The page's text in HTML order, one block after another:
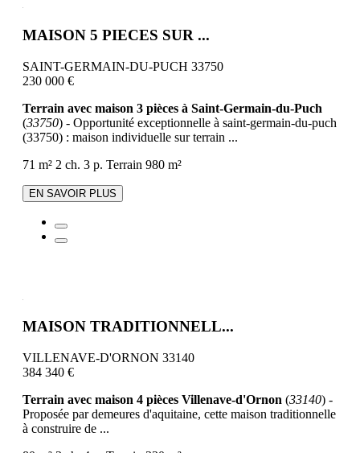
MAISON 5 PIECES SUR ...
SAINT-GERMAIN-DU-PUCH 33750
230 000 €
Terrain avec maison 3 pièces à Saint-Germain-du-Puch
(33750) - Opportunité exceptionnelle à saint-germain-du-puch
(33750) : maison individuelle sur terrain ...
71 m² 2 ch. 3 p. Terrain 980 m²
EN SAVOIR PLUS
MAISON TRADITIONNELL...
VILLENAVE-D'ORNON 33140
384 340 €
Terrain avec maison 4 pièces Villenave-d'Ornon (33140) -
Proposée par demeures d'aquitaine, cette maison traditionnelle
à construire de ...